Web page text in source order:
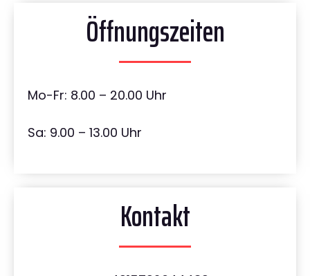
Öffnungszeiten
Mo-Fr: 8.00 – 20.00 Uhr
Sa: 9.00 – 13.00 Uhr
Kontakt